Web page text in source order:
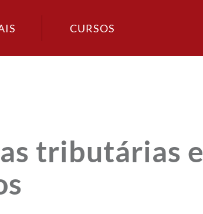
CURSOS
tributárias e